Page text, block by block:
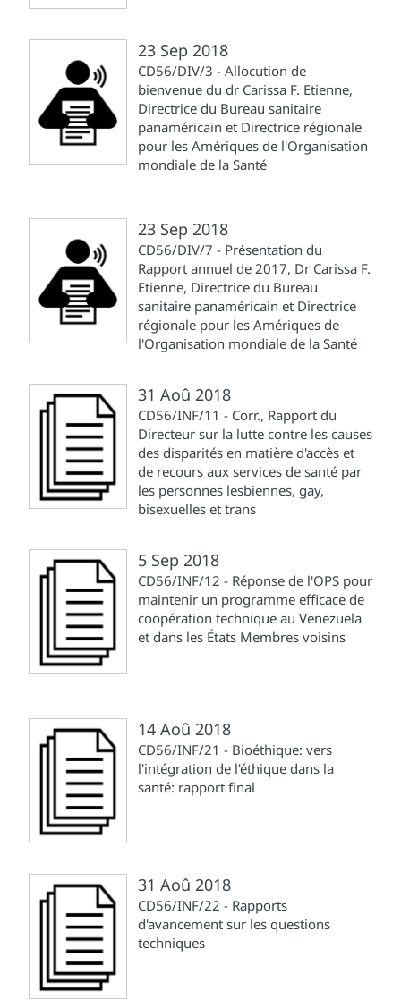
23 Sep 2018
CD56/DIV/3 - Allocution de
bienvenue du dr Carissa F. Etienne,
Directrice du Bureau sanitaire
panaméricain et Directrice régionale
pour les Amériques de l'Organisation
mondiale de la Santé
23 Sep 2018
CD56/DIV/7 - Présentation du
Rapport annuel de 2017, Dr Carissa F.
Etienne, Directrice du Bureau
sanitaire panaméricain et Directrice
régionale pour les Amériques de
l'Organisation mondiale de la Santé
31 Aoû 2018
CD56/INF/11 - Corr., Rapport du
Directeur sur la lutte contre les causes
des disparités en matière d'accès et
de recours aux services de santé par
les personnes lesbiennes, gay,
bisexuelles et trans
5 Sep 2018
CD56/INF/12 - Réponse de l'OPS pour
maintenir un programme efficace de
coopération technique au Venezuela
et dans les États Membres voisins
14 Aoû 2018
CD56/INF/21 - Bioéthique: vers
l'intégration de l'éthique dans la
santé: rapport final
31 Aoû 2018
CD56/INF/22 - Rapports
d'avancement sur les questions
techniques